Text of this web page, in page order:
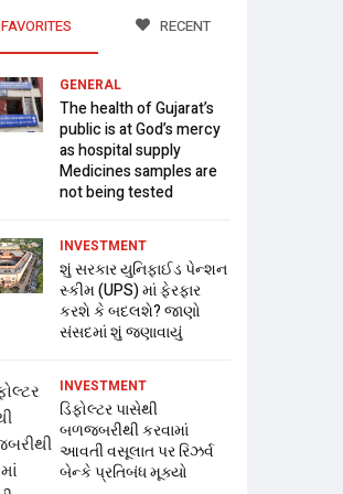
FAVORITES RECENT
GENERAL
The health of Gujarat’s
public is at God’s mercy
as hospital supply
Medicines samples are
not being tested
INVESTMENT
શું સરકાર યુનિફાઈડ પેન્શન
સ્કીમ (UPS) માં ફેરફાર
કરશે કે બદલશે? જાણો
સંસદમાં શું જણાવાયું
INVESTMENT
ડિફોલ્ટર પાસેથી
બળજબરીથી કરવામાં
આવતી વસૂલાત પર રિઝર્વ
બેન્કે પ્રતિબંધ મૂક્યો